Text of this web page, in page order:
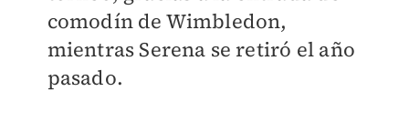
comodín de Wimbledon,
mientras Serena se retiró el año
pasado.